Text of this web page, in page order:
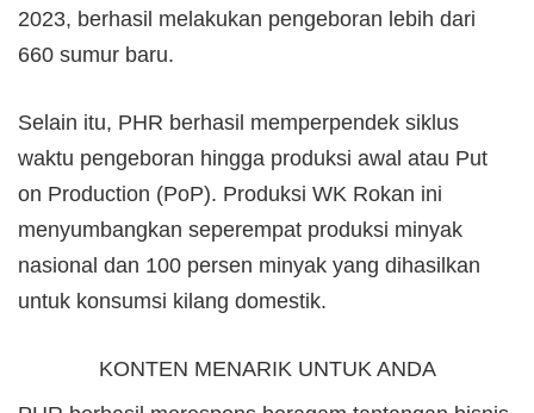
2023, berhasil melakukan pengeboran lebih dari
660 sumur baru.
Selain itu, PHR berhasil memperpendek siklus
waktu pengeboran hingga produksi awal atau Put
on Production (PoP). Produksi WK Rokan ini
menyumbangkan seperempat produksi minyak
nasional dan 100 persen minyak yang dihasilkan
untuk konsumsi kilang domestik.
KONTEN MENARIK UNTUK ANDA